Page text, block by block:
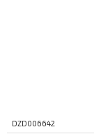
DZD006642